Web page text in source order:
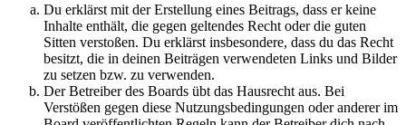
Du erklärst mit der Erstellung eines Beitrags, dass er keine
Inhalte enthält, die gegen geltendes Recht oder die guten
Sitten verstoßen. Du erklärst insbesondere, dass du das Recht
besitzt, die in deinen Beiträgen verwendeten Links und Bilder
zu setzen bzw. zu verwenden.
Der Betreiber des Boards übt das Hausrecht aus. Bei
Verstößen gegen diese Nutzungsbedingungen oder anderer im